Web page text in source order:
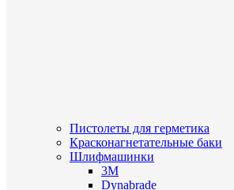
Пистолеты для герметика
Красконагнетательные баки
Шлифмашинки
3M
Dynabrade